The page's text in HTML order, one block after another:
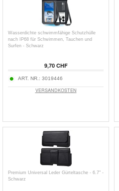
Wasserdichte schwimmfähige Schutzhülle
nach IP68 für Schwimmen, Tauchen und
Surfen - Schwarz
9,70 CHF
ART. NR.: 3019446
VERSANDKOSTEN
Premium Universal Leder Gürteltasche - 6.7" -
Schwarz